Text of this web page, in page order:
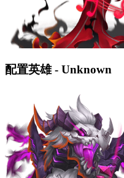
配置英雄 - Unknown